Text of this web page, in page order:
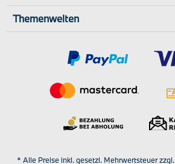
Themenwelten
* Alle Preise inkl. gesetzl. Mehrwertsteuer zzgl.